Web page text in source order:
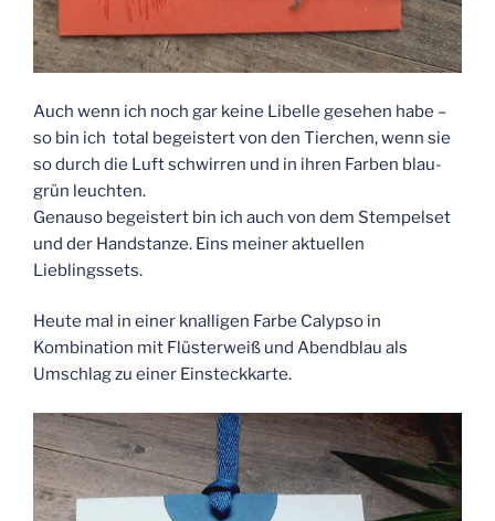
Auch wenn ich noch gar keine Libelle gesehen habe –
so bin ich total begeistert von den Tierchen, wenn sie
so durch die Luft schwirren und in ihren Farben blau-
grün leuchten.
Genauso begeistert bin ich auch von dem Stempelset
und der Handstanze. Eins meiner aktuellen
Lieblingssets.
Heute mal in einer knalligen Farbe Calypso in
Kombination mit Flüsterweiß und Abendblau als
Umschlag zu einer Einsteckkarte.